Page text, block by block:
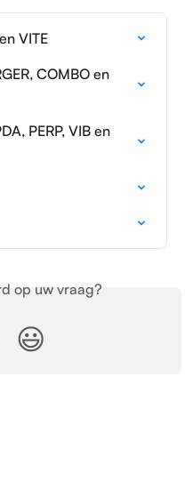
VITE
COMBO en
PERP, VIB en
op uw vraag?
😃